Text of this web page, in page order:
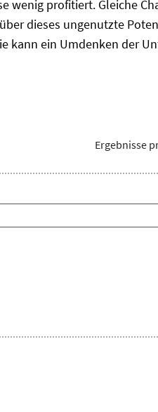
wenig profitiert. Gleiche
dieses ungenutzte
kann ein Umdenken der
Ergebnisse